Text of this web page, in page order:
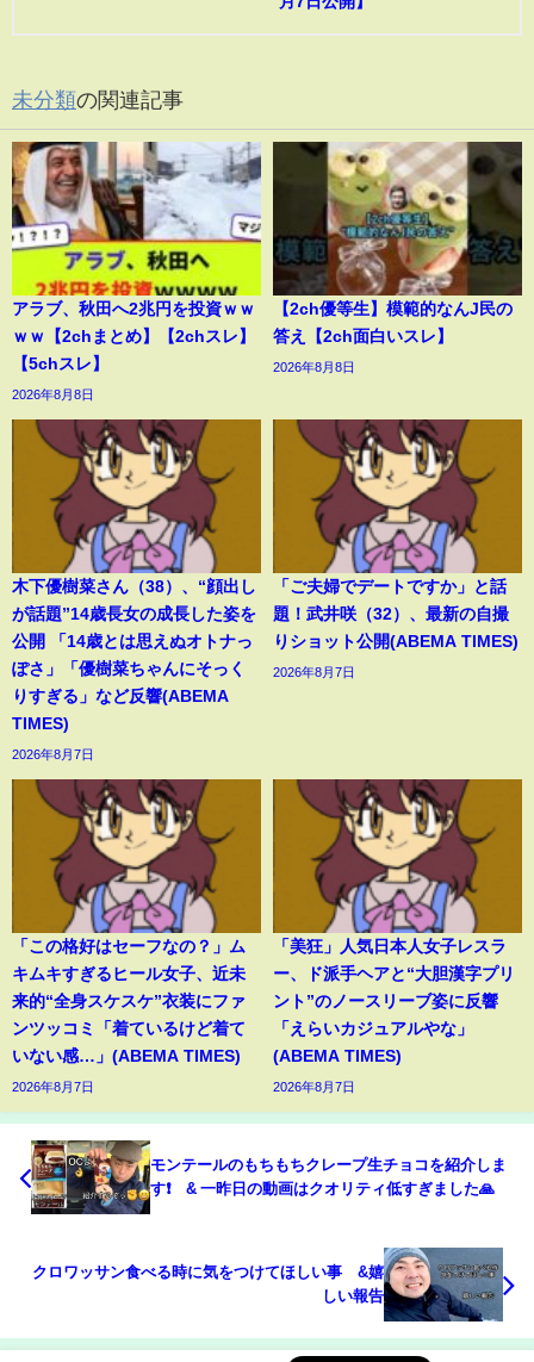
未分類の関連記事
アラブ、秋田へ2兆円を投資ｗｗ
ｗｗ【2chまとめ】【2chスレ】
【5chスレ】
2026年8月8日
【2ch優等生】模範的なんJ民の
答え【2ch面白いスレ】
2026年8月8日
木下優樹菜さん（38）、“顔出し
が話題”14歳長女の成長した姿を
公開 「14歳とは思えぬオトナっ
ぽさ」「優樹菜ちゃんにそっく
りすぎる」など反響(ABEMA
TIMES)
2026年8月7日
「ご夫婦でデートですか」と話
題！武井咲（32）、最新の自撮
りショット公開(ABEMA TIMES)
2026年8月7日
「この格好はセーフなの？」ム
キムキすぎるヒール女子、近未
来的“全身スケスケ”衣装にファ
ンツッコミ「着ているけど着て
いない感…」(ABEMA TIMES)
2026年8月7日
「美狂」人気日本人女子レスラ
ー、ド派手ヘアと“大胆漢字プリ
ント”のノースリーブ姿に反響
「えらいカジュアルやな」
(ABEMA TIMES)
2026年8月7日
モンテールのもちもちクレープ生チョコを紹介しま
す❗️ & 一昨日の動画はクオリティ低すぎました🙏
クロワッサン食べる時に気をつけてほしい事 &嬉
しい報告